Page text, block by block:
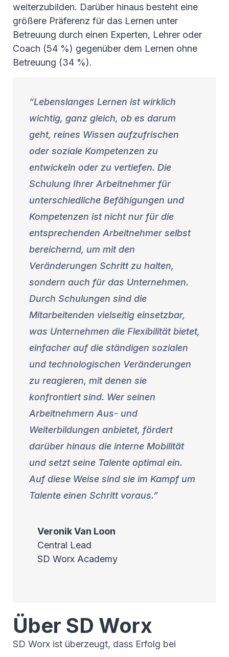
weiterzubilden. Darüber hinaus besteht eine
größere Präferenz für das Lernen unter
Betreuung durch einen Experten, Lehrer oder
Coach (54 %) gegenüber dem Lernen ohne
Betreuung (34 %).
Lebenslanges Lernen ist wirklich
wichtig, ganz gleich, ob es darum
geht, reines Wissen aufzufrischen
oder soziale Kompetenzen zu
entwickeln oder zu vertiefen. Die
Schulung Ihrer Arbeitnehmer für
unterschiedliche Befähigungen und
Kompetenzen ist nicht nur für die
entsprechenden Arbeitnehmer selbst
bereichernd, um mit den
Veränderungen Schritt zu halten,
sondern auch für das Unternehmen.
Durch Schulungen sind die
Mitarbeitenden vielseitig einsetzbar,
was Unternehmen die Flexibilität bietet,
einfacher auf die ständigen sozialen
und technologischen Veränderungen
zu reagieren, mit denen sie
konfrontiert sind. Wer seinen
Arbeitnehmern Aus- und
Weiterbildungen anbietet, fördert
darüber hinaus die interne Mobilität
und setzt seine Talente optimal ein.
Auf diese Weise sind sie im Kampf um
Talente einen Schritt voraus.
VeronikVan Loon
Central Lead
SD Worx Academy
Über SD Worx
SD Worx ist überzeugt, dass Erfolg bei